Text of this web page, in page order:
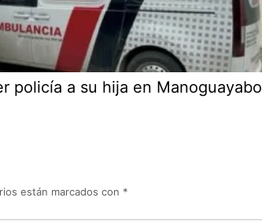
policía a su hija en Manoguayabo
están marcados con *